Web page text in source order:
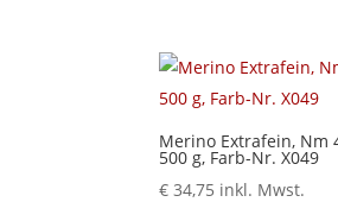
Merino Extrafein, Nm
500 g, Farb-Nr. X049
€ 34,75 inkl. Mwst.